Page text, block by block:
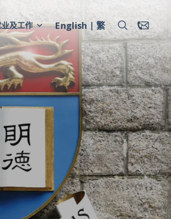
及工作 English 繁